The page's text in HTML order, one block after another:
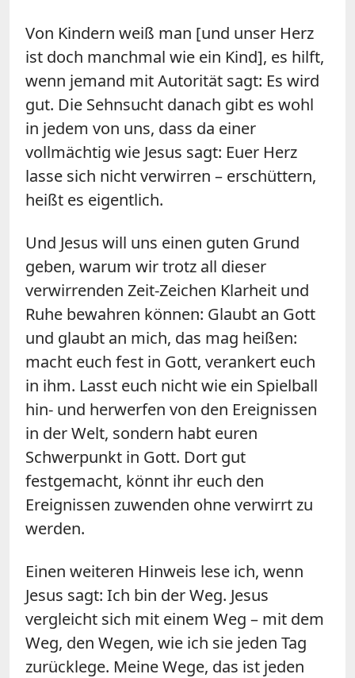
Von Kindern weiß man [und unser Herz
ist doch manchmal wie ein Kind], es hilft,
wenn jemand mit Autorität sagt: Es wird
gut. Die Sehnsucht danach gibt es wohl
in jedem von uns, dass da einer
vollmächtig wie Jesus sagt: Euer Herz
lasse sich nicht verwirren – erschüttern,
heißt es eigentlich.
Und Jesus will uns einen guten Grund
geben, warum wir trotz all dieser
verwirrenden Zeit-Zeichen Klarheit und
Ruhe bewahren können: Glaubt an Gott
und glaubt an mich, das mag heißen:
macht euch fest in Gott, verankert euch
in ihm. Lasst euch nicht wie ein Spielball
hin- und herwerfen von den Ereignissen
in der Welt, sondern habt euren
Schwerpunkt in Gott. Dort gut
festgemacht, könnt ihr euch den
Ereignissen zuwenden ohne verwirrt zu
werden.
Einen weiteren Hinweis lese ich, wenn
Jesus sagt: Ich bin der Weg. Jesus
vergleicht sich mit einem Weg – mit dem
Weg, den Wegen, wie ich sie jeden Tag
zurücklege. Meine Wege, das ist jeden